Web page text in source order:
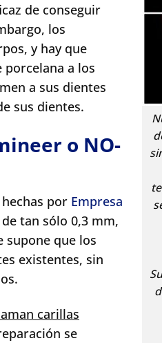
de conseguir
los
y hay que
porcelana a los
a sus dientes
sus dientes.
o NO-
por Empresa
tan sólo 0,3 mm,
supone que los
existentes, sin
carillas
se